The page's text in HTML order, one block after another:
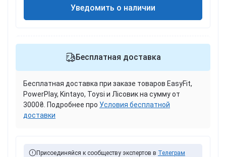
Уведомить о наличии
Бесплатная доставка
Бесплатная доставка при заказе товаров EasyFit,
PowerPlay, Kintayo, Toysi и Лісовик на сумму от
3000₴. Подробнее про Условия бесплатной
доставки
Присоединяйся к сообществу экспертов в Телеграм